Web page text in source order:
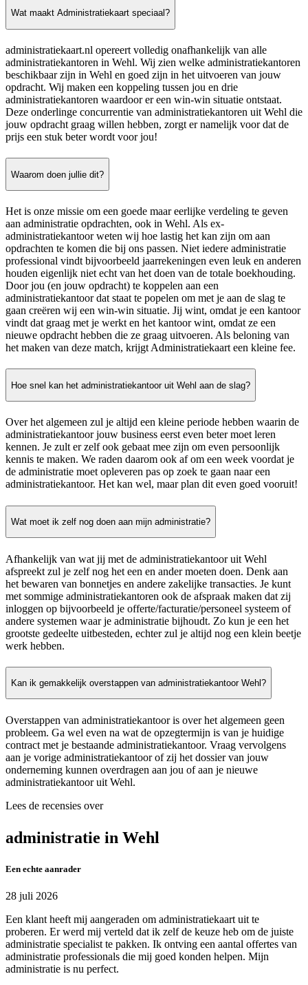
Wat maakt Administratiekaart speciaal?
administratiekaart.nl opereert volledig onafhankelijk van alle
administratiekantoren in Wehl. Wij zien welke administratiekantoren
beschikbaar zijn in Wehl en goed zijn in het uitvoeren van jouw
opdracht. Wij maken een koppeling tussen jou en drie
administratiekantoren waardoor er een win-win situatie ontstaat.
Deze onderlinge concurrentie van administratiekantoren uit Wehl die
jouw opdracht graag willen hebben, zorgt er namelijk voor dat de
prijs een stuk beter wordt voor jou!
Waarom doen jullie dit?
Het is onze missie om een goede maar eerlijke verdeling te geven
aan administratie opdrachten, ook in Wehl. Als ex-
administratiekantoor weten wij hoe lastig het kan zijn om aan
opdrachten te komen die bij ons passen. Niet iedere administratie
professional vindt bijvoorbeeld jaarrekeningen even leuk en anderen
houden eigenlijk niet echt van het doen van de totale boekhouding.
Door jou (en jouw opdracht) te koppelen aan een
administratiekantoor dat staat te popelen om met je aan de slag te
gaan creëren wij een win-win situatie. Jij wint, omdat je een kantoor
vindt dat graag met je werkt en het kantoor wint, omdat ze een
nieuwe opdracht hebben die ze graag uitvoeren. Als beloning van
het maken van deze match, krijgt Administratiekaart een kleine fee.
Hoe snel kan het administratiekantoor uit Wehl aan de slag?
Over het algemeen zul je altijd een kleine periode hebben waarin de
administratiekantoor jouw business eerst even beter moet leren
kennen. Je zult er zelf ook gebaat mee zijn om even persoonlijk
kennis te maken. We raden daarom ook af om een week voordat je
de administratie moet opleveren pas op zoek te gaan naar een
administratiekantoor. Het kan wel, maar plan dit even goed vooruit!
Wat moet ik zelf nog doen aan mijn administratie?
Afhankelijk van wat jij met de administratiekantoor uit Wehl
afspreekt zul je zelf nog het een en ander moeten doen. Denk aan
het bewaren van bonnetjes en andere zakelijke transacties. Je kunt
met sommige administratiekantoren ook de afspraak maken dat zij
inloggen op bijvoorbeeld je offerte/facturatie/personeel systeem of
andere systemen waar je administratie bijhoudt. Zo kun je een het
grootste gedeelte uitbesteden, echter zul je altijd nog een klein beetje
werk hebben.
Kan ik gemakkelijk overstappen van administratiekantoor Wehl?
Overstappen van administratiekantoor is over het algemeen geen
probleem. Ga wel even na wat de opzegtermijn is van je huidige
contract met je bestaande administratiekantoor. Vraag vervolgens
aan je vorige administratiekantoor of zij het dossier van jouw
onderneming kunnen overdragen aan jou of aan je nieuwe
administratiekantoor uit Wehl.
Lees de recensies over
administratie in Wehl
Een echte aanrader
28 juli 2026
Een klant heeft mij aangeraden om administratiekaart uit te
proberen. Er werd mij verteld dat ik zelf de keuze heb om de juiste
administratie specialist te pakken. Ik ontving een aantal offertes van
administratie professionals die mij goed konden helpen. Mijn
administratie is nu perfect.